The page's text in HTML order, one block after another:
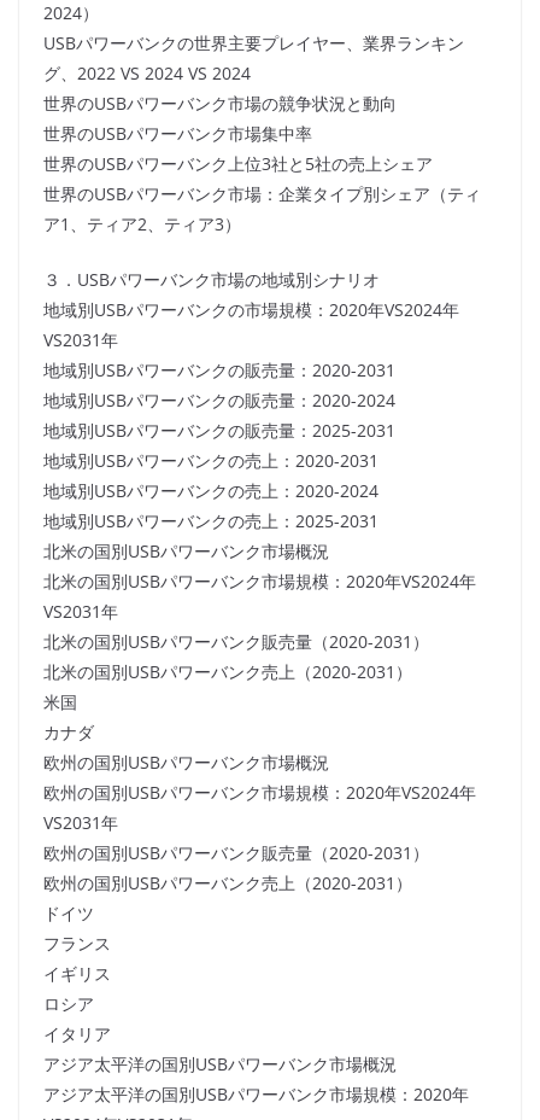
2024）
USBパワーバンクの世界主要プレイヤー、業界ランキン
グ、2022 VS 2024 VS 2024
世界のUSBパワーバンク市場の競争状況と動向
世界のUSBパワーバンク市場集中率
世界のUSBパワーバンク上位3社と5社の売上シェア
世界のUSBパワーバンク市場：企業タイプ別シェア（ティ
ア1、ティア2、ティア3）
３．USBパワーバンク市場の地域別シナリオ
地域別USBパワーバンクの市場規模：2020年VS2024年
VS2031年
地域別USBパワーバンクの販売量：2020-2031
地域別USBパワーバンクの販売量：2020-2024
地域別USBパワーバンクの販売量：2025-2031
地域別USBパワーバンクの売上：2020-2031
地域別USBパワーバンクの売上：2020-2024
地域別USBパワーバンクの売上：2025-2031
北米の国別USBパワーバンク市場概況
北米の国別USBパワーバンク市場規模：2020年VS2024年
VS2031年
北米の国別USBパワーバンク販売量（2020-2031）
北米の国別USBパワーバンク売上（2020-2031）
米国
カナダ
欧州の国別USBパワーバンク市場概況
欧州の国別USBパワーバンク市場規模：2020年VS2024年
VS2031年
欧州の国別USBパワーバンク販売量（2020-2031）
欧州の国別USBパワーバンク売上（2020-2031）
ドイツ
フランス
イギリス
ロシア
イタリア
アジア太平洋の国別USBパワーバンク市場概況
アジア太平洋の国別USBパワーバンク市場規模：2020年